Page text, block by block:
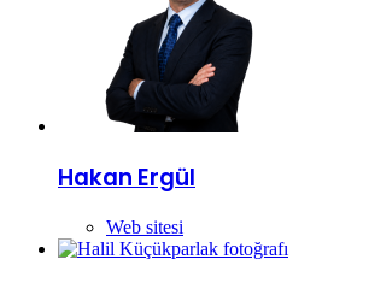
Hakan Ergül
Web sitesi